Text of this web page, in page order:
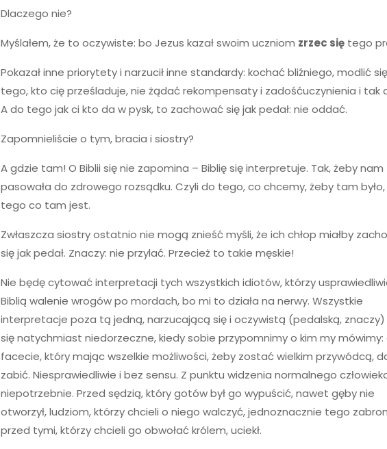
Dlaczego nie?
Myślałem, że to oczywiste: bo Jezus kazał swoim uczniom zrzec się tego
Pokazał inne priorytety i narzucił inne standardy: kochać bliźniego, modlić
tego, kto cię prześladuje, nie żądać rekompensaty i zadośćuczynienia i tak
A do tego jak ci kto da w pysk, to zachować się jak pedał: nie oddać.
Zapomnieliście o tym, bracia i siostry?
A gdzie tam! O Biblii się nie zapomina – Biblię się interpretuje. Tak, żeby nam
pasowała do zdrowego rozsądku. Czyli do tego, co chcemy, żeby tam było,
tego co tam jest.
Zwłaszcza siostry ostatnio nie mogą znieść myśli, że ich chłop miałby
się jak pedał. Znaczy: nie przylać. Przecież to takie męskie!
Nie będę cytować interpretacji tych wszystkich idiotów, którzy
Biblią walenie wrogów po mordach, bo mi to działa na nerwy. Wszystkie
interpretacje poza tą jedną, narzucającą się i oczywistą (pedalską,
się natychmiast niedorzeczne, kiedy sobie przypomnimy o kim my mówimy:
facecie, który mając wszelkie możliwości, żeby zostać wielkim przywódcą,
zabić. Niesprawiedliwie i bez sensu. Z punktu widzenia normalnego
niepotrzebnie. Przed sędzią, który gotów był go wypuścić, nawet gęby nie
otworzył, ludziom, którzy chcieli o niego walczyć, jednoznacznie tego
przed tymi, którzy chcieli go obwołać królem, uciekł.